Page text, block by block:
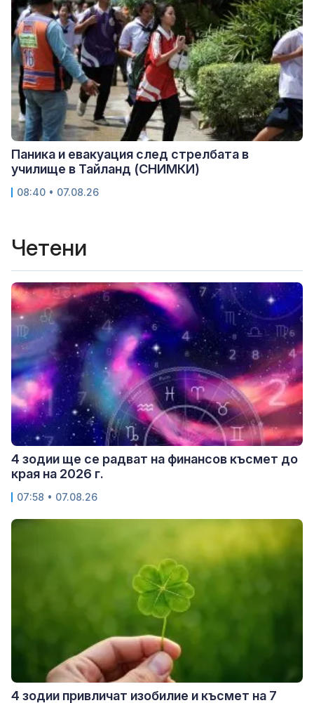
Паника и евакуация след стрелбата в
училище в Тайланд (СНИМКИ)
08:40 • 07.08.26
Четени
4 зодии ще се радват на финансов късмет до
края на 2026 г.
07:58 • 07.08.26
4 зодии привличат изобилие и късмет на 7